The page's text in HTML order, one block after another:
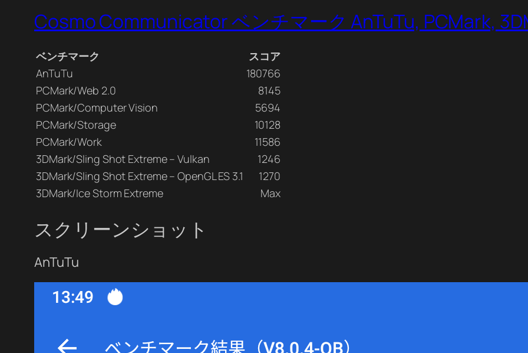
Cosmo Communicator ベンチマーク AnTuTu, PCMark,
ベンチマーク
スコア
AnTuTu
180766
PCMark/Web 2.0
8145
PCMark/Computer Vision
5694
PCMark/Storage
10128
PCMark/Work
11586
3DMark/Sling Shot Extreme – Vulkan
1246
3DMark/Sling Shot Extreme – OpenGL ES 3.1
1270
3DMark/Ice Storm Extreme
Max
スクリーンショット
AnTuTu